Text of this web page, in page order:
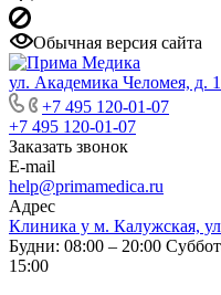
Обычная версия сайта
ул. Академика Челомея, д.
+7 495 120-01-07
+7 495 120-01-07
Заказать звонок
E-mail
help@primamedica.ru
Адрес
Клиника у м. Калужская,
Будни: 08:00 – 20:00
15:00